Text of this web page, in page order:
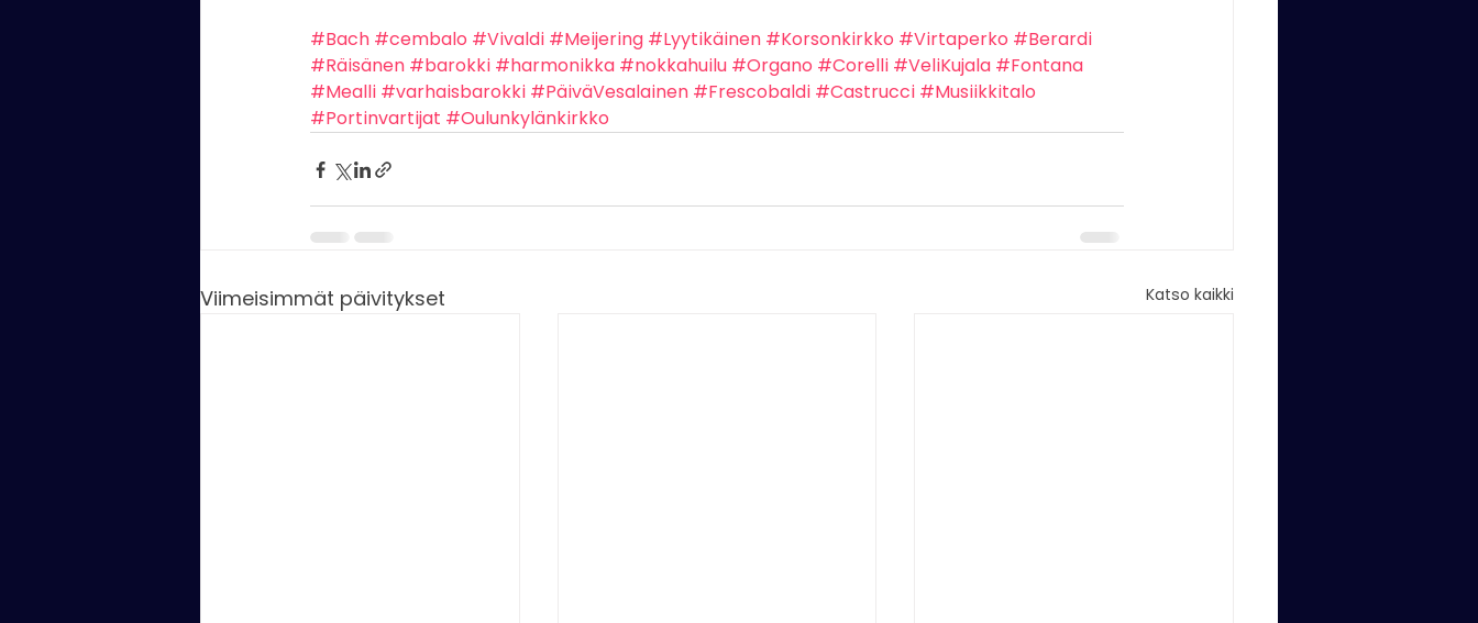
#Bach #cembalo #Vivaldi #Meijering #Lyytikäinen #Korsonkirkko #Virtaperko #Berardi
#Räisänen #barokki #harmonikka #nokkahuilu #Organo #Corelli #VeliKujala #Fontana
#Mealli #varhaisbarokki #PäiväVesalainen #Frescobaldi #Castrucci #Musiikkitalo
#Portinvartijat #Oulunkylänkirkko
Viimeisimmät päivitykset Katso kaikki